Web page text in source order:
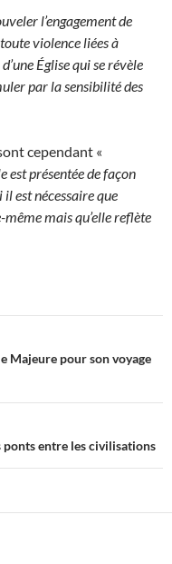
l’engagement de
violence liées à
Église qui se révèle
par la sensibilité des
cependant «
est présentée de façon
est nécessaire que
mais qu’elle reflète
Majeure pour son voyage
ponts entre les civilisations